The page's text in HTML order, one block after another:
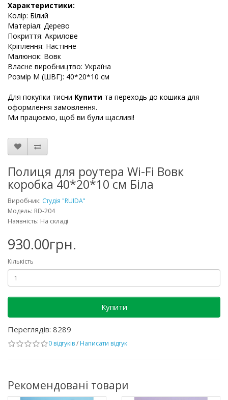
Характеристики:
Колір: Білий
Матеріал: Дерево
Покриття: Акрилове
Кріплення: Настінне
Малюнок: Вовк
Власне виробництво: Україна
Розмір М (ШВГ): 40*20*10 см
Для покупки тисни Купити та переходь до кошика для
оформлення замовлення.
Ми працюємо, щоб ви були щасливі!
Полиця для роутера Wi-Fi Вовк
коробка 40*20*10 см Біла
Виробник: Студія "RUIDA"
Модель: RD-204
Наявність: На складі
930.00грн.
Кількість
Купити
Переглядів: 8289
0 відгуків/ Написати відгук
Рекомендовані товари